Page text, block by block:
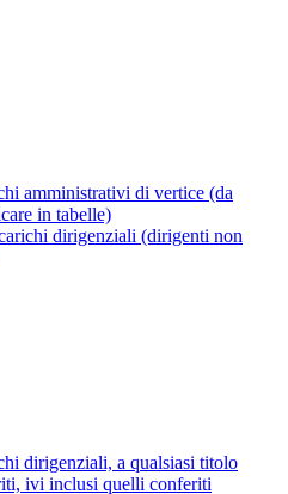
amministrativi di vertice (da
in tabelle)
dirigenziali (dirigenti non
dirigenziali, a qualsiasi titolo
ivi inclusi quelli conferiti